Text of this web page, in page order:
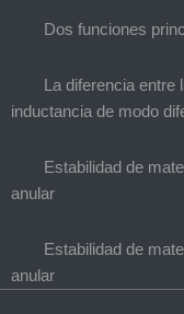
Dos funciones
La diferencia entre
inductancia de modo
Estabilidad de
anular
Estabilidad de
anular